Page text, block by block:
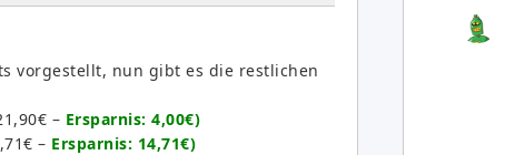
vorgestellt, nun gibt es die restlichen
– Ersparnis: 4,00€)
– Ersparnis: 14,71€)